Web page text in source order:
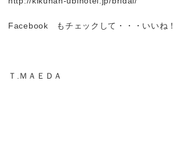
Facebook もチェックして・・・いいね！
Ｔ.ＭＡＥＤＡ